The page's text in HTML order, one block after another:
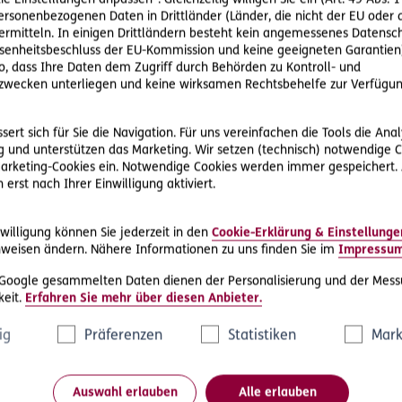
Daten in Drittländer (Länder, die nicht der EU oder
In einigen Drittländern besteht kein angemessenes
der EU-Kommission und keine geeigneten
dass Ihre Daten dem Zugriff durch Behörden zu Kontroll- und
unterliegen und keine wirksamen Rechtsbehelfe zur
sich für Sie die Navigation. Für uns vereinfachen die Tools die
und unterstützen das Marketing. Wir setzen (technisch) notwendige
Cookies ein. Notwendige Cookies werden immer
erst nach Ihrer Einwilligung aktiviert.
können Sie jederzeit in den Cookie-Erklärung &
ändern. Nähere Informationen zu uns finden Sie im
gesammelten Daten dienen der Personalisierung und der
Erfahren Sie mehr über diesen Anbieter.
Präferenzen Statistiken
Auswahl erlauben Alle erlauben
Rechtsschutz-
D.A.S. Direkthilfe®
Sie benötigen ein Schreiben an die
außergerichtliche Lösung an
Rechtsschutzfall melden